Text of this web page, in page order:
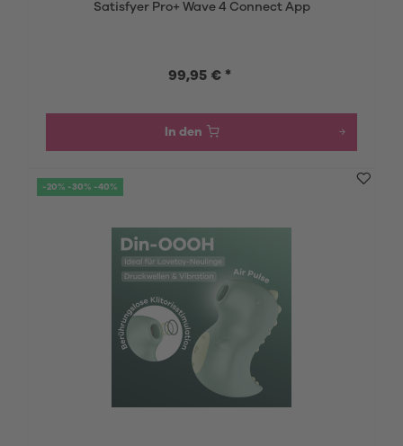
Satisfyer Pro+ Wave 4 Connect App
99,95 € *
In den
-20% -30% -40%